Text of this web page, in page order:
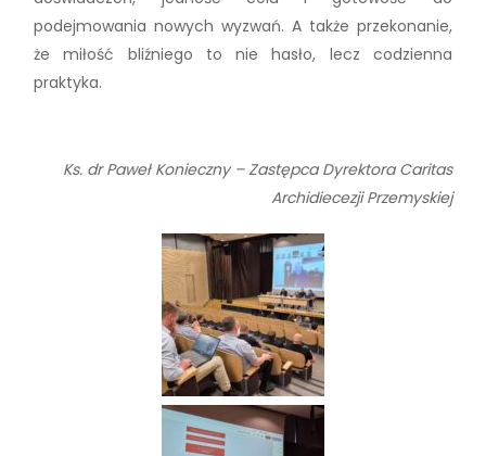
podejmowania nowych wyzwań. A także przekonanie,
że miłość bliźniego to nie hasło, lecz codzienna
praktyka.
Ks. dr Paweł Konieczny – Zastępca Dyrektora Caritas
Archidiecezji Przemyskiej